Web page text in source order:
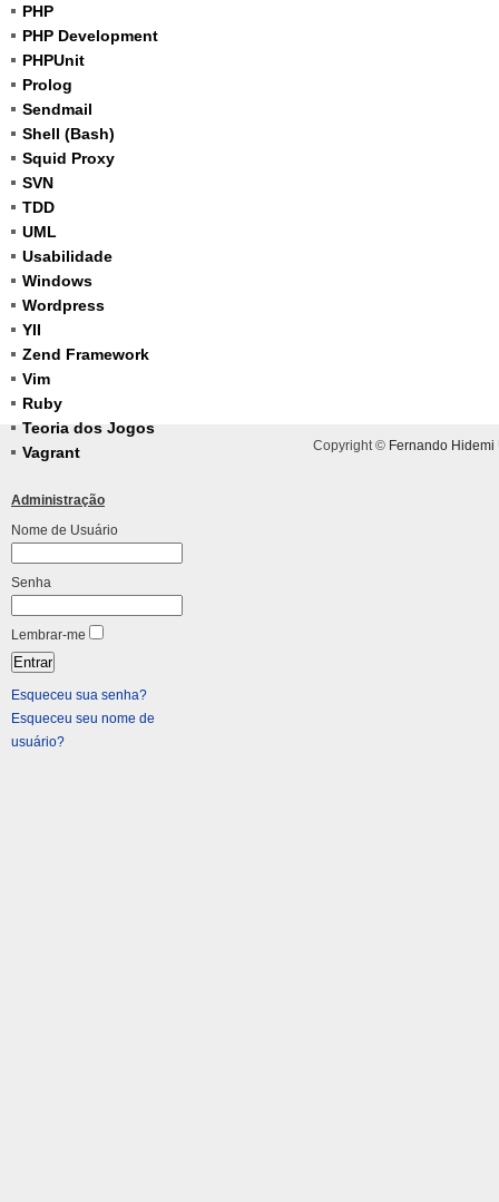
PHP
PHP Development
PHPUnit
Prolog
Sendmail
Shell (Bash)
Squid Proxy
SVN
TDD
UML
Usabilidade
Windows
Wordpress
YII
Zend Framework
Vim
Ruby
Teoria dos Jogos
Vagrant
Administração
Nome de Usuário
Senha
Lembrar-me
Esqueceu sua senha?
Esqueceu seu nome de
usuário?
Copyright © Fernando